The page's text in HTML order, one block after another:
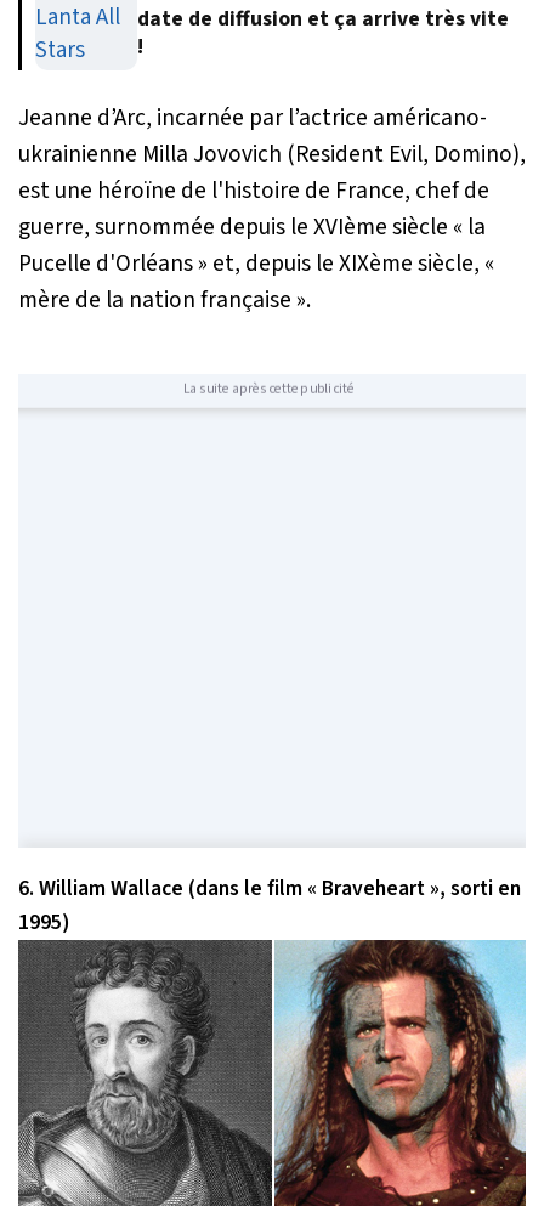
date de diffusion et ça arrive très vite
!
Jeanne d’Arc, incarnée par l’actrice américano-
ukrainienne Milla Jovovich (Resident Evil, Domino),
est une héroïne de l'histoire de France, chef de
guerre, surnommée depuis le XVIème siècle « la
Pucelle d'Orléans » et, depuis le XIXème siècle, «
mère de la nation française ».
La suite après cette publicité
6. William Wallace (dans le film « Braveheart », sorti en
1995)